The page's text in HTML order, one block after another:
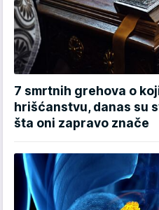
7 smrtnih grehova o
hrišćanstvu, danas su
šta oni zapravo znače